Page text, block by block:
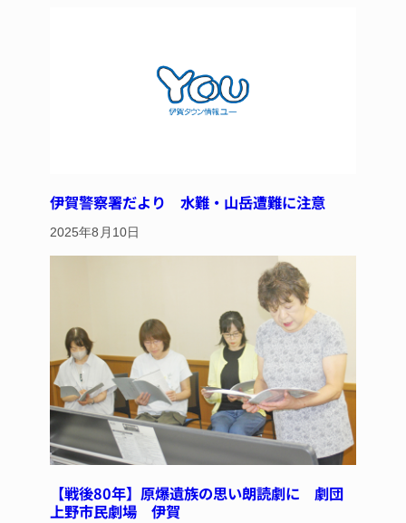
k
伊賀警察署だより 水難・山岳遭難に注意
2025年8月10日
【戦後80年】原爆遺族の思い朗読劇に 劇団
上野市民劇場 伊賀